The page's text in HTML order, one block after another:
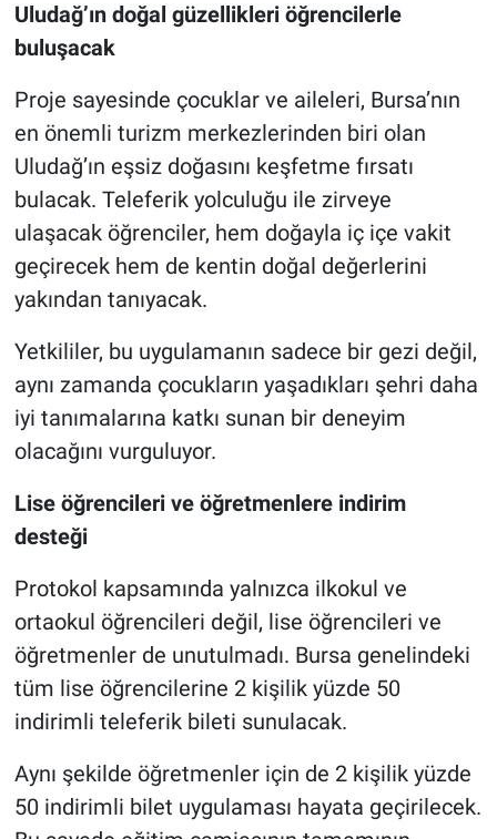
Uludağ’ın doğal güzellikleri öğrencilerle
buluşacak
Proje sayesinde çocuklar ve aileleri, Bursa’nın
en önemli turizm merkezlerinden biri olan
Uludağ’ın eşsiz doğasını keşfetme fırsatı
bulacak. Teleferik yolculuğu ile zirveye
ulaşacak öğrenciler, hem doğayla iç içe vakit
geçirecek hem de kentin doğal değerlerini
yakından tanıyacak.
Yetkililer, bu uygulamanın sadece bir gezi değil,
aynı zamanda çocukların yaşadıkları şehri daha
iyi tanımalarına katkı sunan bir deneyim
olacağını vurguluyor.
Lise öğrencileri ve öğretmenlere indirim
desteği
Protokol kapsamında yalnızca ilkokul ve
ortaokul öğrencileri değil, lise öğrencileri ve
öğretmenler de unutulmadı. Bursa genelindeki
tüm lise öğrencilerine 2 kişilik yüzde 50
indirimli teleferik bileti sunulacak.
Aynı şekilde öğretmenler için de 2 kişilik yüzde
50 indirimli bilet uygulaması hayata geçirilecek.